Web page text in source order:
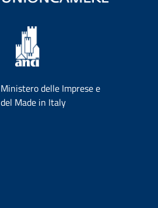
Ministero delle Imprese e
del Made in Italy